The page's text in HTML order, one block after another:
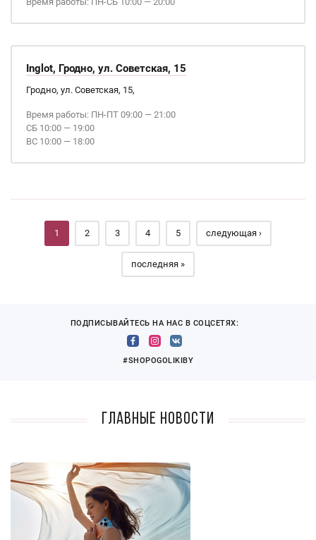
Inglot, Гродно, ул. Советская, 15
Гродно, ул. Советская, 15,
Время работы: ПН-ПТ 09:00 — 21:00
СБ 10:00 — 19:00
ВС 10:00 — 18:00
Страницы
1 2 3 4 5 следующая ›
последняя »
ПОДПИСЫВАЙТЕСЬ НА НАС В СОЦСЕТЯХ:
#SHOPOGOLIKIBY
Главные новости